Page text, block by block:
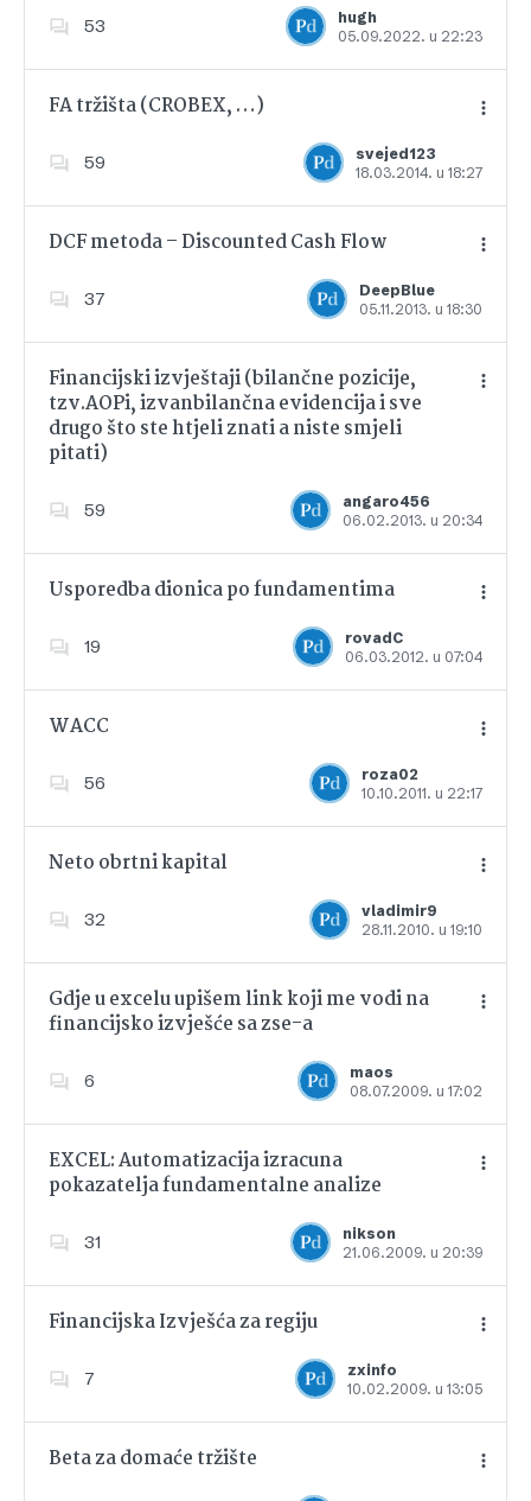
53
hugh
05.09.2022. u 22:23
Dodajte u favorite
FA tržišta (CROBEX, …)
59
svejed123
18.03.2014. u 18:27
Dodajte u favorite
DCF metoda – Discounted Cash Flow
37
DeepBlue
05.11.2013. u 18:30
Dodajte u favorite
Financijski izvještaji (bilančne pozicije,
tzv.AOPi, izvanbilančna evidencija i sve
drugo što ste htjeli znati a niste smjeli
pitati)
59
angaro456
06.02.2013. u 20:34
Usporedba dionica po fundamentima
19
rovadC
06.03.2012. u 07:04
Dodajte u favorite
WACC
56
roza02
10.10.2011. u 22:17
Dodajte u favorite
Neto obrtni kapital
32
vladimir9
28.11.2010. u 19:10
Dodajte u favorite
Gdje u excelu upišem link koji me vodi na
financijsko izvješće sa zse-a
6
maos
08.07.2009. u 17:02
Dodajte u favorite
EXCEL: Automatizacija izracuna
pokazatelja fundamentalne analize
31
nikson
21.06.2009. u 20:39
Dodajte u favorite
Financijska Izvješća za regiju
7
zxinfo
10.02.2009. u 13:05
Dodajte u favorite
Beta za domaće tržište